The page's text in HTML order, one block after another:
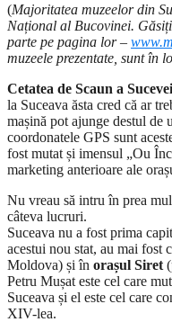
(Majoritatea muzeelor din
Național al Bucovinei.
parte pe pagina lor –
muzeele prezentate, sunt în
Cetatea de Scaun a Sucevei
la Suceava ăsta cred că ar
mașină pot ajunge destul de
coordonatele GPS sunt
fost mutat și imensul „Ou
marketing anterioare ale
Nu vreau să intru în prea
câteva lucruri.
Suceava nu a fost prima
acestui nou stat, au mai fost
Moldova) și în orașul Siret
Petru Mușat este cel care
Suceava și el este cel care
XIV-lea.